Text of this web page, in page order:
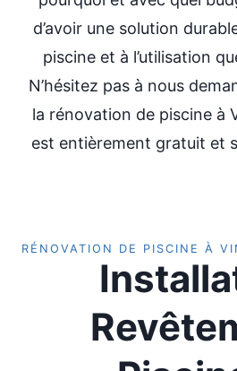
d’avoir une solution
piscine et à l’utilisation
N’hésitez pas à nous
la rénovation de piscine à
est entièrement gratuit et
RÉNOVATION DE PISCINE À